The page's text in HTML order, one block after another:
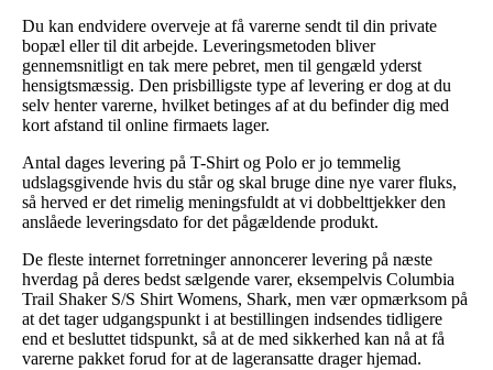
Du kan endvidere overveje at få varerne sendt til din private
bopæl eller til dit arbejde. Leveringsmetoden bliver
gennemsnitligt en tak mere pebret, men til gengæld yderst
hensigtsmæssig. Den prisbilligste type af levering er dog at du
selv henter varerne, hvilket betinges af at du befinder dig med
kort afstand til online firmaets lager.
Antal dages levering på T-Shirt og Polo er jo temmelig
udslagsgivende hvis du står og skal bruge dine nye varer fluks,
så herved er det rimelig meningsfuldt at vi dobbelttjekker den
anslåede leveringsdato for det pågældende produkt.
De fleste internet forretninger annoncerer levering på næste
hverdag på deres bedst sælgende varer, eksempelvis Columbia
Trail Shaker S/S Shirt Womens, Shark, men vær opmærksom på
at det tager udgangspunkt i at bestillingen indsendes tidligere
end et besluttet tidspunkt, så at de med sikkerhed kan nå at få
varerne pakket forud for at de lageransatte drager hjemad.